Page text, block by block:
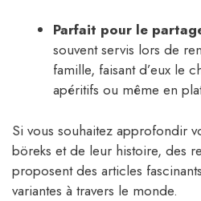
Parfait pour le
souvent servis lors de
famille, faisant d’eux le
apéritifs ou même en
Si vous souhaitez approfondir
böreks et de leur histoire, des
proposent des articles
variantes à travers le monde.